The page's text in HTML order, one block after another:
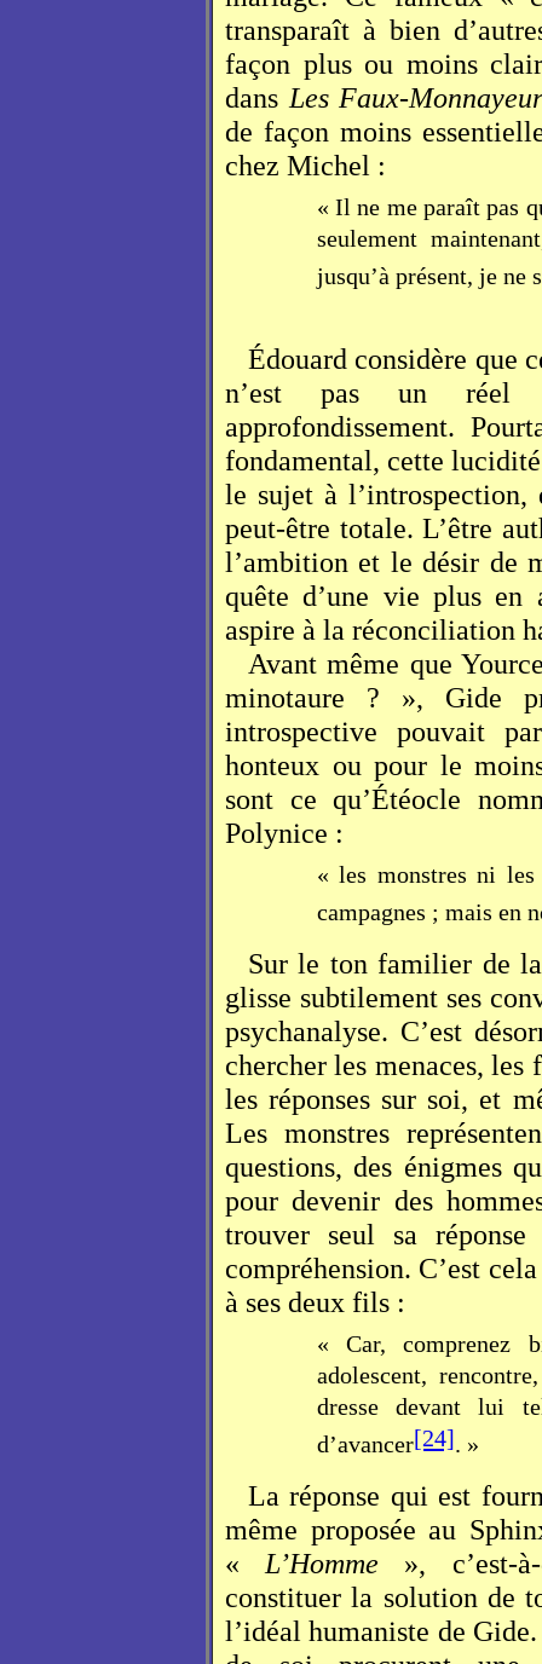
transparaît à bien
façon plus ou moins
dans Les Faux-
de façon moins
chez Michel :
« Il ne me paraît pas
seulement
jusqu’à présent, je ne
Édouard considère que
n’est pas un réel
approfondissement.
fondamental, cette
le sujet à
peut-être totale. L’être
l’ambition et le désir de
quête d’une vie plus
aspire à la réconciliation
Avant même que
minotaure ? », Gide
introspective pouvait
honteux ou pour le
sont ce qu’Étéocle
Polynice :
« les monstres ni
campagnes ; mais en
Sur le ton familier de
glisse subtilement ses
psychanalyse. C’est
chercher les menaces, les
les réponses sur soi, et
Les monstres
questions, des énigmes
pour devenir des
trouver seul sa
compréhension. C’est
à ses deux fils :
« Car, comprenez
adolescent,
dresse devant lui
d’avancer[24]. »
La réponse qui est
même proposée au
«L’Homme », c’est-
constituer la solution de
l’idéal humaniste de